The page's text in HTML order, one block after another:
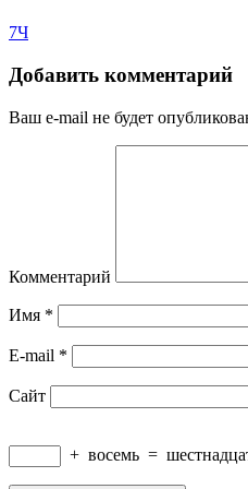
7Ч
Добавить комментарий
Ваш e-mail не будет
Комментарий
Имя *
E-mail *
Сайт
+ восемь =